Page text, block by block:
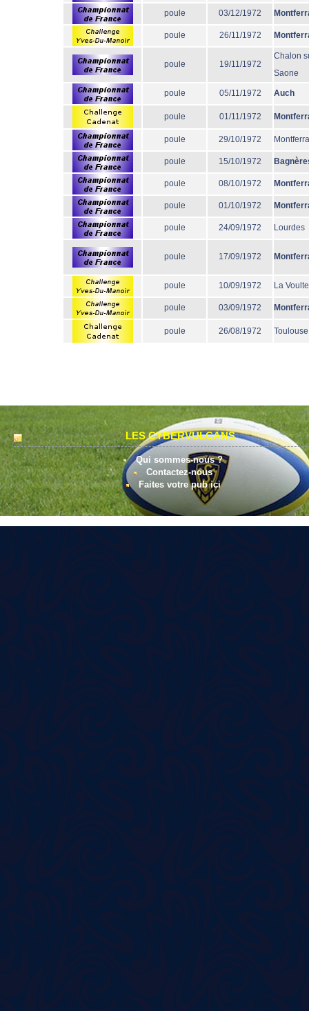
poule 03/12/1972
poule 26/11/1972
poule 19/11/1972
Chalon
Saone
poule 05/11/1972 Auch
poule 01/11/1972
poule 29/10/1972
poule 15/10/1972
poule 08/10/1972
poule 01/10/1972
poule 24/09/1972 Lourdes
poule 17/09/1972
poule 10/09/1972 La Voulte
poule 03/09/1972
poule 26/08/1972 Toulouse
LES CYBERVULCANS
Qui sommes-nous ?
Contactez-nous
Faites votre pub ici